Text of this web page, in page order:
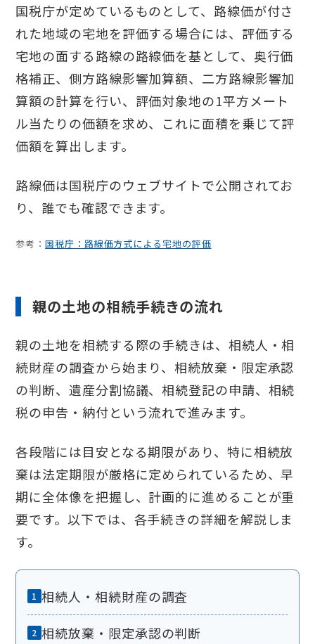
国税庁が定めているものとして、路線価が付さ
れた地域の宅地を評価する場合には、評価する
宅地の面する路線の路線価を基として、奥行価
格補正、側方路線影響加算額、二方路線影響加
算額の計算を行い、評価対象地の1平方メート
ル当たりの価額を求め、これに面積を乗じて評
価額を算出します。
路線価は国税庁のウェブサイトで公開されてお
り、誰でも確認できます。
参考：国税庁：路線価方式による宅地の評価
親の土地の相続手続きの流れ
親の土地を相続する際の手続きは、相続人・相
続財産の調査から始まり、相続放棄・限定承認
の判断、遺産分割協議、相続登記の申請、相続
税の申告・納付という流れで進みます。
各段階には目安となる期限があり、特に相続放
棄は法定期限が厳格に定められているため、早
期に全体像を把握し、計画的に進めることが重
要です。以下では、各手続きの詳細を解説しま
す。
相続人・相続財産の調査
相続放棄・限定承認の判断